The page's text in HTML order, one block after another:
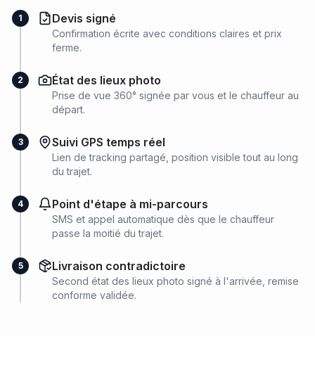
1 Devis signé
Confirmation écrite avec conditions claires et prix
ferme.
2 État des lieux photo
Prise de vue 360° signée par vous et le chauffeur au
départ.
3 Suivi GPS temps réel
Lien de tracking partagé, position visible tout au long
du trajet.
4 Point d'étape à mi-parcours
SMS et appel automatique dès que le chauffeur
passe la moitié du trajet.
5 Livraison contradictoire
Second état des lieux photo signé à l'arrivée, remise
conforme validée.